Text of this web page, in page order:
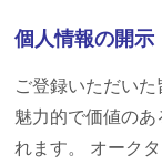
個人情報の開示
ご登録いただい
魅力的で価値の
れます。 オーク